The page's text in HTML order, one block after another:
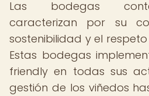
Las bodegas
caracterizan por su
sostenibilidad y el
Estas bodegas
friendly en todas sus
gestión de los viñedos